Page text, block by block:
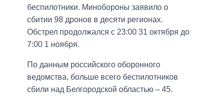
беспилотники. Минобороны заявило о
сбитии 98 дронов в десяти регионах.
Обстрел продолжался с 23:00 31 октября до
7:00 1 ноября.
По данным российского оборонного
ведомства, больше всего беспилотников
сбили над Белгородской областью – 45.